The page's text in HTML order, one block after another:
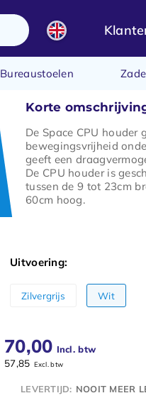
Bureaustoelen
Korte
De Space CPU houder
bewegingsvrijheid
geeft een
De CPU houder is
tussen de 9 tot 23cm
60cm hoog.
Uitvoering:
Zilvergrijs Wit
70,00 Incl. btw
57,85 Excl. btw
LEVERTIJD: NOOIT MEER